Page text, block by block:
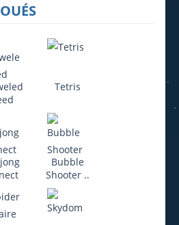
Tetris
Bubble
Shooter ..